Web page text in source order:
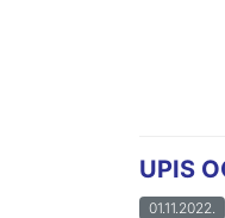
UPIS
01.11.2022.